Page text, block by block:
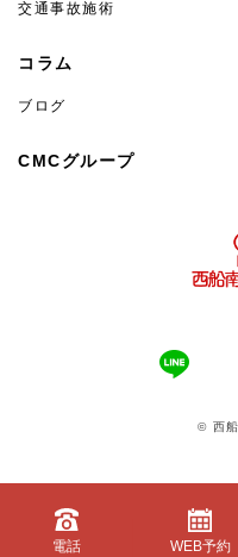
交通事故施術
コラム
ブログ
CMCグループ
© 西
電話 WEB予約